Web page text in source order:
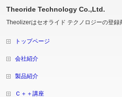
Theoride Technology Co.,Ltd.
Theolizerはセオライド テクノロジーの登録
トップページ
会社紹介
製品紹介
Ｃ＋＋講座